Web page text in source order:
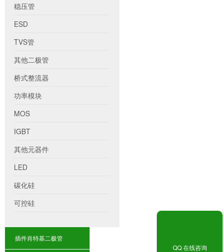
稳压管
ESD
TVS管
其他二极管
桥式整流器
功率模块
MOS
IGBT
其他元器件
LED
碳化硅
可控硅
插件肖特基二极管
QQ 在线咨询